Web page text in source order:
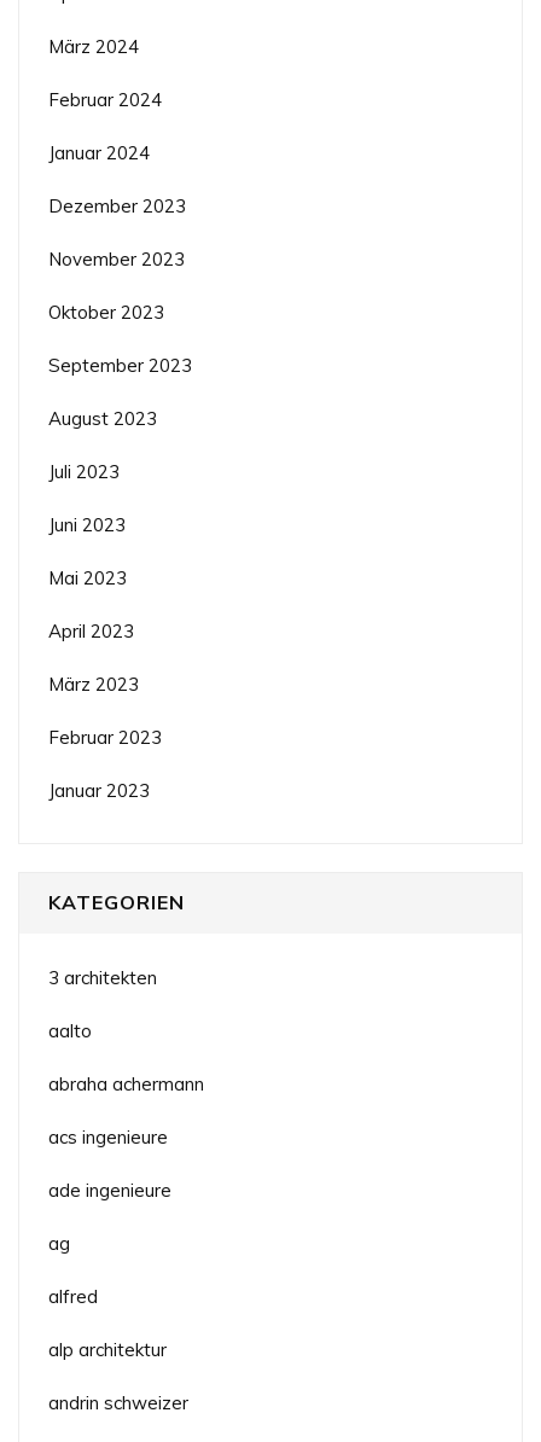
März 2024
Februar 2024
Januar 2024
Dezember 2023
November 2023
Oktober 2023
September 2023
August 2023
Juli 2023
Juni 2023
Mai 2023
April 2023
März 2023
Februar 2023
Januar 2023
KATEGORIEN
3 architekten
aalto
abraha achermann
acs ingenieure
ade ingenieure
ag
alfred
alp architektur
andrin schweizer